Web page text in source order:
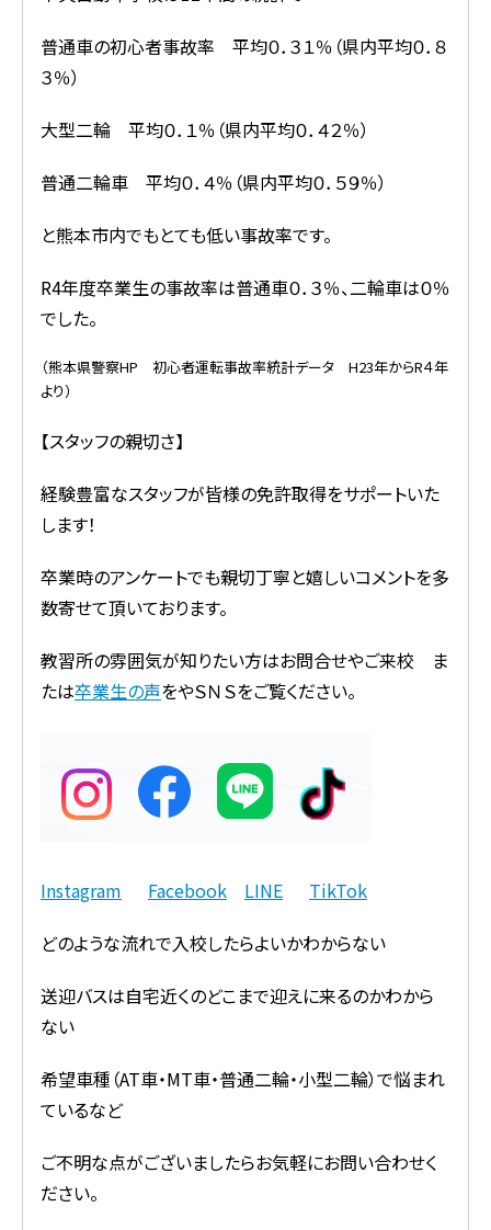
普通車の初心者事故率 平均０．３１％（県内平均０．８
３％）
大型二輪 平均０．１％（県内平均０．４２％）
普通二輪車 平均０．４％（県内平均０．５９％）
と熊本市内でもとても低い事故率です。
R4年度卒業生の事故率は普通車０．３％、二輪車は０％
でした。
（熊本県警察HP 初心者運転事故率統計データ H23年からR４年
より）
【スタッフの親切さ】
経験豊富なスタッフが皆様の免許取得をサポートいた
します！
卒業時のアンケートでも親切丁寧と嬉しいコメントを多
数寄せて頂いております。
教習所の雰囲気が知りたい方はお問合せやご来校 ま
たは卒業生の声をやＳＮＳをご覧ください。
Instagram Facebook LINE
TikTok
どのような流れで入校したらよいかわからない
送迎バスは自宅近くのどこまで迎えに来るのかわから
ない
希望車種（AT車・MT車・普通二輪・小型二輪）で悩まれ
ているなど
ご不明な点がございましたらお気軽にお問い合わせく
ださい。